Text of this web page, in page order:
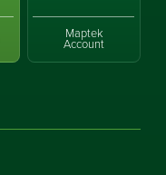
Maptek
Account